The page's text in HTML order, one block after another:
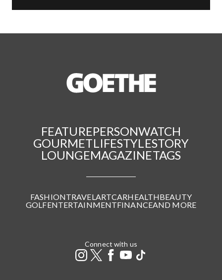
FEATUREPERSONWATCH
GOURMETLIFESTYLESTORY
LOUNGEMAGAZINETAGS
FASHIONTRAVELARTCARHEALTHBEAUTY
GOLFENTERTAINMENTFINANCEAND MORE
Connect with us